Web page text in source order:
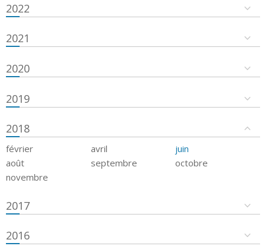
2022
2021
2020
2019
2018
février avril
juin
août
septembre
octobre
novembre
2017
2016